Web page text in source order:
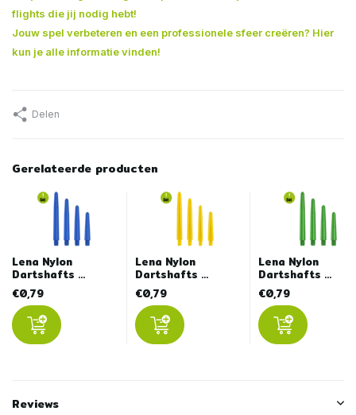
flights die jij nodig hebt!
Jouw spel verbeteren en een professionele sfeer creëren? Hier
kun je alle informatie vinden!
Delen
Gerelateerde producten
Lena Nylon
Dartshafts ...
€0,79
Lena Nylon
Dartshafts ...
€0,79
Lena Nylon
Dartshafts ...
€0,79
Reviews